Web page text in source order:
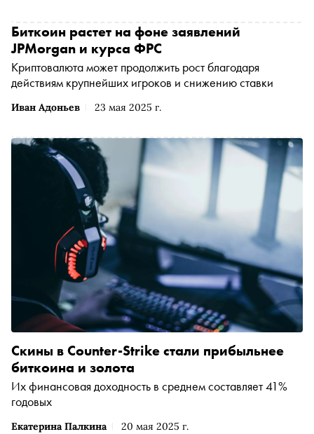
Иван Адоньев 23 мая 2025 г.
Биткоин растет на фоне заявлений
JPMorgan и курса ФРС
Криптовалюта может продолжить рост благодаря
действиям крупнейших игроков и снижению ставки
Екатерина Палкина 20 мая 2025 г.
Скины в Counter-Strike стали прибыльнее
биткоина и золота
Их финансовая доходность в среднем составляет 41%
годовых